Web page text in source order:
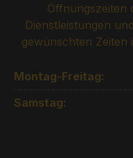
Öffnungszeiten
Dienstleistungen
gewünschten
Montag-Freitag:
Samstag: